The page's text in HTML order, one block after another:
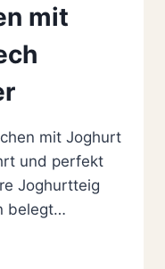
mit
mit Joghurt
und perfekt
Joghurtteig
belegt…